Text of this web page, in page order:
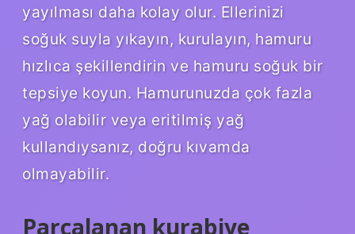
yayılması daha kolay olur. Ellerinizi
soğuk suyla yıkayın, kurulayın, hamuru
hızlıca şekillendirin ve hamuru soğuk bir
tepsiye koyun. Hamurunuzda çok fazla
yağ olabilir veya eritilmiş yağ
kullandıysanız, doğru kıvamda
olmayabilir.
Parçalanan kurabiye